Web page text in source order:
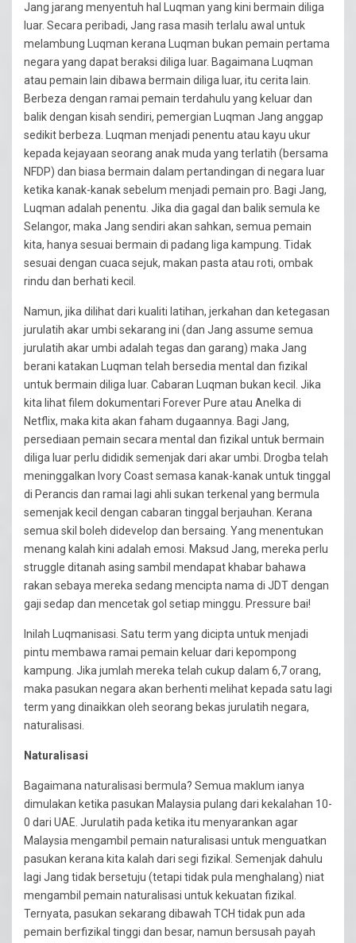
Jang jarang menyentuh hal Luqman yang kini bermain diliga
luar. Secara peribadi, Jang rasa masih terlalu awal untuk
melambung Luqman kerana Luqman bukan pemain pertama
negara yang dapat beraksi diliga luar. Bagaimana Luqman
atau pemain lain dibawa bermain diliga luar, itu cerita lain.
Berbeza dengan ramai pemain terdahulu yang keluar dan
balik dengan kisah sendiri, pemergian Luqman Jang anggap
sedikit berbeza. Luqman menjadi penentu atau kayu ukur
kepada kejayaan seorang anak muda yang terlatih (bersama
NFDP) dan biasa bermain dalam pertandingan di negara luar
ketika kanak-kanak sebelum menjadi pemain pro. Bagi Jang,
Luqman adalah penentu. Jika dia gagal dan balik semula ke
Selangor, maka Jang sendiri akan sahkan, semua pemain
kita, hanya sesuai bermain di padang liga kampung. Tidak
sesuai dengan cuaca sejuk, makan pasta atau roti, ombak
rindu dan berhati kecil.
Namun, jika dilihat dari kualiti latihan, jerkahan dan ketegasan
jurulatih akar umbi sekarang ini (dan Jang assume semua
jurulatih akar umbi adalah tegas dan garang) maka Jang
berani katakan Luqman telah bersedia mental dan fizikal
untuk bermain diliga luar. Cabaran Luqman bukan kecil. Jika
kita lihat filem dokumentari Forever Pure atau Anelka di
Netflix, maka kita akan faham dugaannya. Bagi Jang,
persediaan pemain secara mental dan fizikal untuk bermain
diliga luar perlu dididik semenjak dari akar umbi. Drogba telah
meninggalkan Ivory Coast semasa kanak-kanak untuk tinggal
di Perancis dan ramai lagi ahli sukan terkenal yang bermula
semenjak kecil dengan cabaran tinggal berjauhan. Kerana
semua skil boleh didevelop dan bersaing. Yang menentukan
menang kalah kini adalah emosi. Maksud Jang, mereka perlu
struggle ditanah asing sambil mendapat khabar bahawa
rakan sebaya mereka sedang mencipta nama di JDT dengan
gaji sedap dan mencetak gol setiap minggu. Pressure bai!
Inilah Luqmanisasi. Satu term yang dicipta untuk menjadi
pintu membawa ramai pemain keluar dari kepompong
kampung. Jika jumlah mereka telah cukup dalam 6,7 orang,
maka pasukan negara akan berhenti melihat kepada satu lagi
term yang dinaikkan oleh seorang bekas jurulatih negara,
naturalisasi.
Naturalisasi
Bagaimana naturalisasi bermula? Semua maklum ianya
dimulakan ketika pasukan Malaysia pulang dari kekalahan 10-
0 dari UAE. Jurulatih pada ketika itu menyarankan agar
Malaysia mengambil pemain naturalisasi untuk menguatkan
pasukan kerana kita kalah dari segi fizikal. Semenjak dahulu
lagi Jang tidak bersetuju (tetapi tidak pula menghalang) niat
mengambil pemain naturalisasi untuk kekuatan fizikal.
Ternyata, pasukan sekarang dibawah TCH tidak pun ada
pemain berfizikal tinggi dan besar, namun bersusah payah